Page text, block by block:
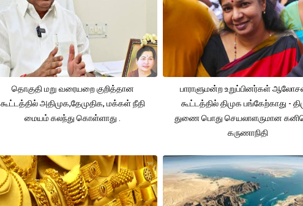
தொகுதி மறு வரையறை குறித்தான
கூட்டத்தில் அதிமுக,தேமுதிக, மக்கள் நீதி
மையம் கலந்து கொள்ளாது .
பாராளுமன்ற உறுப்பினர்கள்
கூட்டத்தில் திமுக பங்கேற்காது -
துணை பொது செயலாளருமான
கருணாநிதி